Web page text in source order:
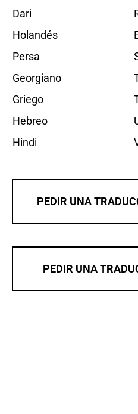
Dari
Holandés
Persa
Georgiano
Griego
Hebreo
Hindi
PEDIR UNA
PEDIR UNA